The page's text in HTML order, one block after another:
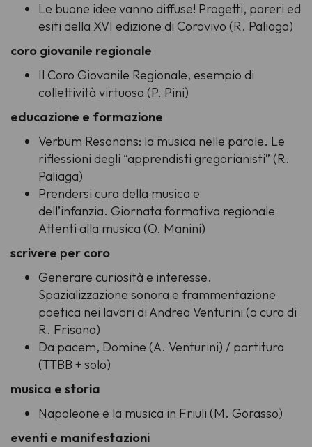
Le buone idee vanno diffuse! Progetti, pareri ed
esiti della XVI edizione di Corovivo (R. Paliaga)
coro giovanile regionale
Il Coro Giovanile Regionale, esempio di
collettività virtuosa (P. Pini)
educazione e formazione
Verbum Resonans: la musica nelle parole. Le
riflessioni degli “apprendisti gregorianisti” (R.
Paliaga)
Prendersi cura della musica e
dell’infanzia. Giornata formativa regionale
Attenti alla musica (O. Manini)
scrivere per coro
Generare curiosità e interesse.
Spazializzazione sonora e frammentazione
poetica nei lavori di Andrea Venturini (a cura di
R. Frisano)
Da pacem, Domine (A. Venturini) / partitura
(TTBB + solo)
musica e storia
Napoleone e la musica in Friuli (M. Gorasso)
eventi e manifestazioni